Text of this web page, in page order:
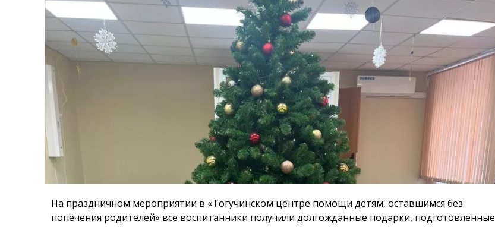
На праздничном мероприятии в «Тогучинском центре помощи детям, оставшимся без
попечения родителей» все воспитанники получили долгожданные подарки, подготовленные